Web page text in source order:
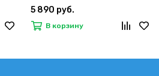
720101-1)
5 890 руб.
В корзину